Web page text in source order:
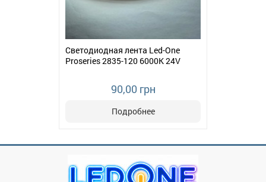
Светодиодная лента Led-One
Proseries 2835-120 6000К 24V
90,00 грн
Подробнее